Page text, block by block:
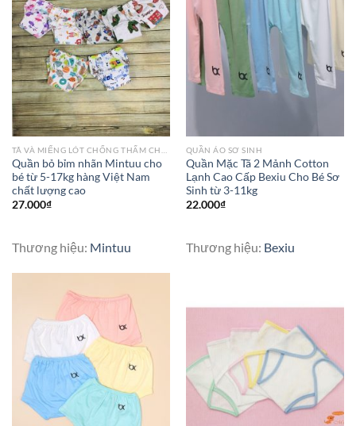
Quần bỏ bỉm nhãn Mintuu cho
bé từ 5-17kg hàng Việt Nam
chất lượng cao
27.000₫
Thương hiệu: Mintuu
QUẦN ÁO SƠ SINH
Quần Mặc Tã 2 Mảnh Cotton
Lạnh Cao Cấp Bexiu Cho Bé Sơ
Sinh từ 3-11kg
22.000₫
Thương hiệu: Bexiu